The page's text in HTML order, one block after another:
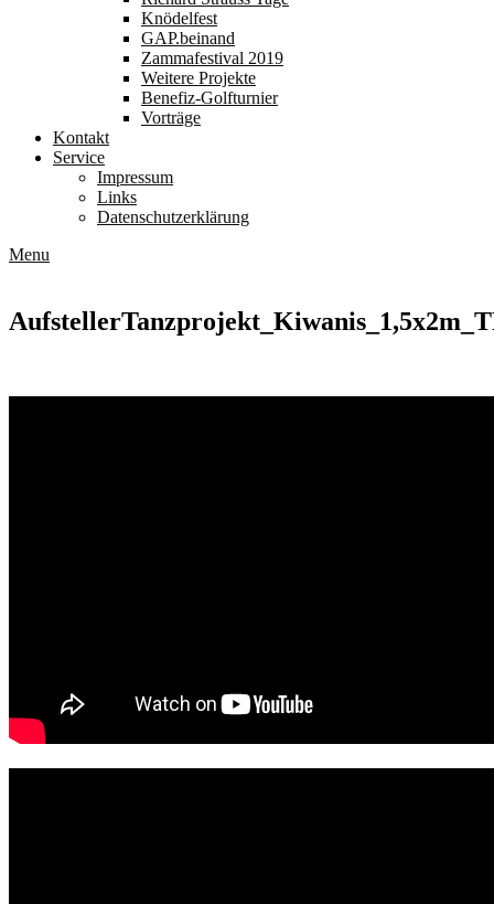
Knödelfest
GAP.beinand
Zammafestival 2019
Weitere Projekte
Benefiz-Golfturnier
Vorträge
Kontakt
Service
Impressum
Links
Datenschutzerklärung
Menu